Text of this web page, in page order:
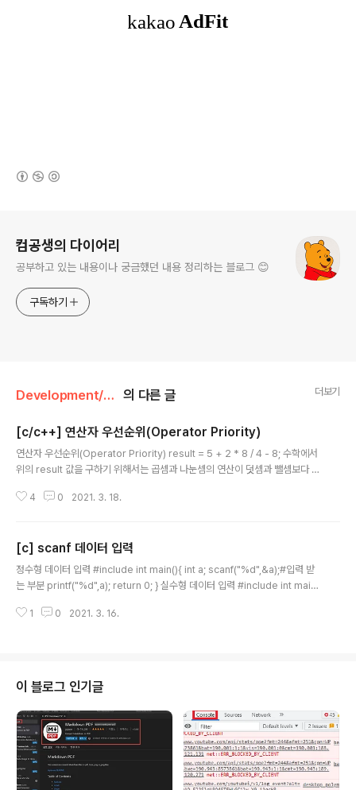
컴공생의 다이어리
공부하고 있는 내용이나 궁금했던 내용 정리하는 블로그 😊
구독하기
Development/C & C++ 의 다른 글 더보기
[c/c++] 연산자 우선순위(Operator Priority)
연산자 우선순위(Operator Priority) result = 5 + 2 * 8 / 4 - 8; 수학에서
위의 result 값을 구하기 위해서는 곱셈과 나눈셈의 연산이 덧셈과 뺄셈보다 먼
먼저 처리 된다. c/c++에서는 사칙 연산 말고도 많은 연산자가 있기 때문에 여
가장 우선순위가 높은 연산자는 곱셈 연산자(*)와 나눗셈 연산자(/)이고 그 다음
으로 우선순위가 높은 연산자는 덧셈 연산자(+)와 뺄셈 연산자(-)이며 이 중에
서 가장 우선순위가 낮은 연산자는 대입 연산자(..
4 0 2021. 3. 18.
[c] scanf 데이터 입력
정수형 데이터 입력 #include int main(){ int a; scanf("%d",&a);#입력 받
는 부분 printf("%d",a); return 0; } 실수형 데이터 입력 #include int main
2lf",a);#소수점 둘째 자리(셋째 자리에서 반올림)까지 출력 return 0; } 문자형
1 0 2021. 3. 16.
이 블로그 인기글